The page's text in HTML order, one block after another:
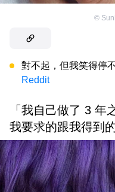
©
對不起，但我笑得停
Reddit
「我自己做了 3 年
我要求的跟我得到的